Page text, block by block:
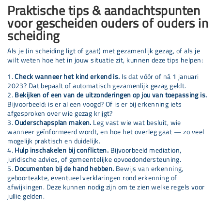
Praktische tips & aandachtspunten
voor gescheiden ouders of ouders in
scheiding
Als je (in scheiding ligt of gaat) met gezamenlijk gezag, of als je
wilt weten hoe het in jouw situatie zit, kunnen deze tips helpen:
Check wanneer het kind erkend is. Is dat vóór of ná 1 januari
2023? Dat bepaalt of automatisch gezamenlijk gezag geldt.
Bekijken of een van de uitzonderingen op jou van toepassing is.
Bijvoorbeeld: is er al een voogd? Of is er bij erkenning iets
afgesproken over wie gezag krijgt?
Ouderschapsplan maken. Leg vast wie wat besluit, wie
wanneer geïnformeerd wordt, en hoe het overleg gaat — zo veel
mogelijk praktisch en duidelijk.
Hulp inschakelen bij conflicten. Bijvoorbeeld mediation,
juridische advies, of gemeentelijke opvoedondersteuning.
Documenten bij de hand hebben. Bewijs van erkenning,
geboorteakte, eventueel verklaringen rond erkenning of
afwijkingen. Deze kunnen nodig zijn om te zien welke regels voor
jullie gelden.